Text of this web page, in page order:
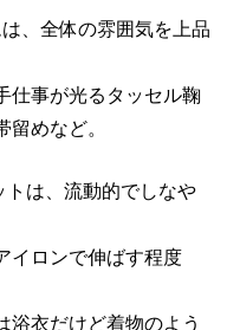
、全体の雰囲気を上品
仕事が光るタッセル鞠
めなど。
は、流動的でしなや
イロンで伸ばす程度
浴衣だけど着物のよう